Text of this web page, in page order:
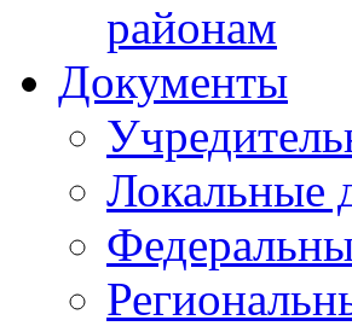
районам
Документы
Локальные